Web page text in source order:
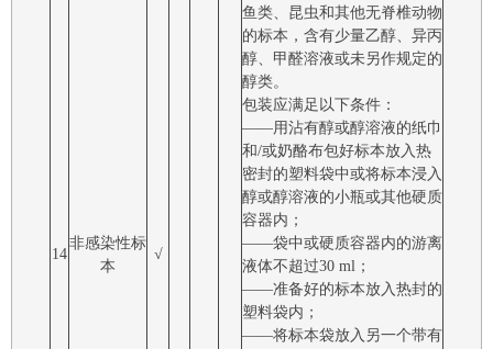
14
非感染性标
本
√
鱼类、昆虫和其他无脊椎动物
的标本，含有少量乙醇、异丙
醇、甲醛溶液或未另作规定的
醇类。
包装应满足以下条件：
――用沾有醇或醇溶液的纸巾
和/或奶酪布包好标本放入热
密封的塑料袋中或将标本浸入
醇或醇溶液的小瓶或其他硬质
容器内；
――袋中或硬质容器内的游离
液体不超过30 ml；
――准备好的标本放入热封的
塑料袋内；
――将标本袋放入另一个带有